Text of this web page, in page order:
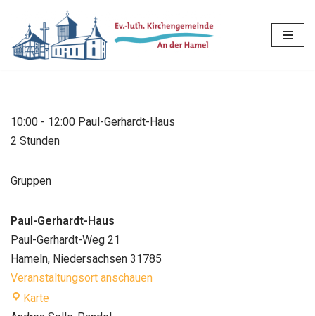
Zum
Inhalt
10:00 - 12:00 Paul-Gerhardt-Haus
2 Stunden
Gruppen
Paul-Gerhardt-Haus
Paul-Gerhardt-Weg 21
Hameln, Niedersachsen 31785
Veranstaltungsort anschauen
Karte